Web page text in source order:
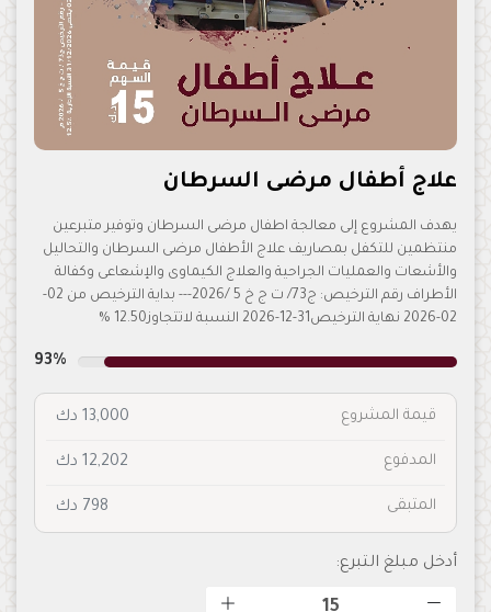
علاج أطفال مرضى السرطان
يهدف المشروع إلى معالجة اطفال مرضى السرطان وتوفير متبرعين
منتظمين للتكفل بمصاريف علاج الأطفال مرضى السرطان والتحاليل
والأشعات والعمليات الجراحية والعلاج الكيماوى والإشعاعى وكفالة
الأطراف رقم الترخيص: ج73/ ت ج خ 5 /2026--- بداية الترخيص من 02-
02-2026 نهاية الترخيص31-12-2026 النسبة لاتتجاوز12.50 %
93%
قيمة المشروع 13,000 دك
المدفوع 12,202 دك
المتبقى 798 دك
أدخل مبلغ التبرع: